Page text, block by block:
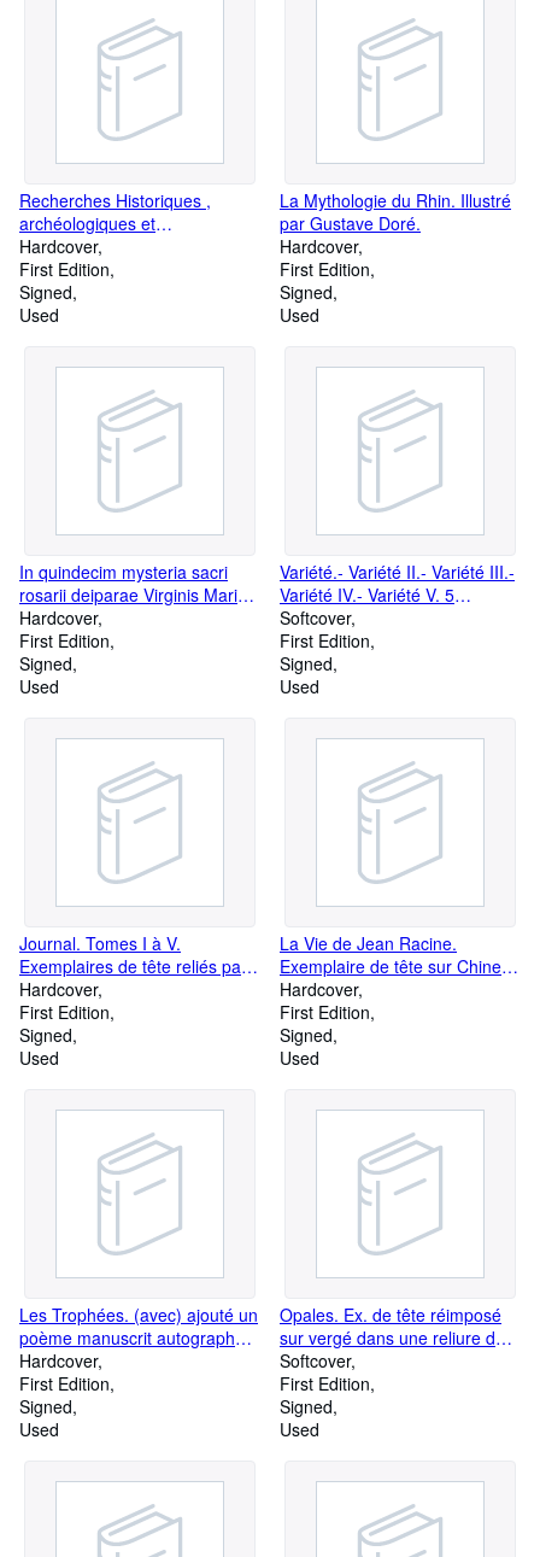
Recherches Historiques ,
archéologiques et
biographiques sur la Ville de
Pontoise. Ouvrage enrichi de
Planches et Vignettes.
Hardcover
First Edition
Signed
Used
La Mythologie du Rhin. Illustré
par Gustave Doré.
Hardcover
First Edition
Signed
Used
In quindecim mysteria sacri
rosarii deiparae Virginis Mariae
exercitationes, per P. Ioannem
Bourgesium Malbodiensem e
Societate Iesu. Figuris aneis
expressa per Carolum Mallerij.
Hardcover
First Edition
Signed
Used
Variété.- Variété II.- Variété III.-
Variété IV.- Variété V. 5
volumes en grands papiers
reliés par Micheline de
Bellefroid.
Softcover
First Edition
Signed
Used
Journal. Tomes I à V.
Exemplaires de tête reliés par
Micheline de Bellefroid (II à V) -
Le volume I relié par Georges
Huser.
Hardcover
First Edition
Signed
Used
La Vie de Jean Racine.
Exemplaire de tête sur Chine
relié par Pierre-Lucien Martin.
Hardcover
First Edition
Signed
Used
Les Trophées. (avec) ajouté un
poème manuscrit autographe :
" Le Dieu Hêtre ".
Hardcover
First Edition
Signed
Used
Opales. Ex. de tête réimposé
sur vergé dans une reliure de
Micheline de Bellefroid avec
une envoi à pleine page.
Softcover
First Edition
Signed
Used